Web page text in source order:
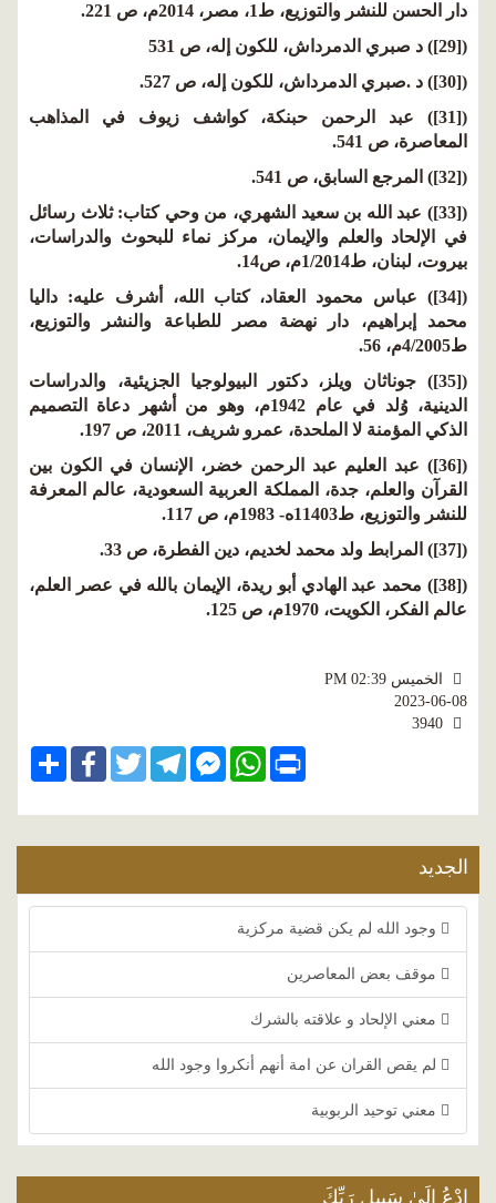
دار الحسن للنشر والتوزيع، ط1، مصر، 2014م، ص 221.
([29]) د صبري الدمرداش، للكون إله، ص 531
([30]) د .صبري الدمرداش، للكون إله، ص 527.
([31]) عبد الرحمن حبنكة، كواشف زيوف في المذاهب
المعاصرة، ص 541.
([32]) المرجع السابق، ص 541.
([33]) عبد الله بن سعيد الشهري، من وحي كتاب: ثلاث رسائل
في الإلحاد والعلم والإيمان، مركز نماء للبحوث والدراسات،
بيروت، لبنان، ط1/2014م، ص14.
([34]) عباس محمود العقاد، كتاب الله، أشرف عليه: داليا
محمد إبراهيم، دار نهضة مصر للطباعة والنشر والتوزيع،
ط4/2005م، 56.
([35]) جوناثان ويلز، دكتور البيولوجيا الجزيئية، والدراسات
الدينية، وُلد في عام 1942م، وهو من أشهر دعاة التصميم
الذكي المؤمنة لا الملحدة، عمرو شريف، 2011، ص 197.
([36]) عبد العليم عبد الرحمن خضر، الإنسان في الكون بين
القرآن والعلم، جدة، المملكة العربية السعودية، عالم المعرفة
للنشر والتوزيع، ط11403ه- 1983م، ص 117.
([37]) المرابط ولد محمد لخديم، دين الفطرة، ص 33.
([38]) محمد عبد الهادي أبو ريدة، الإيمان بالله في عصر العلم،
عالم الفكر، الكويت، 1970م، ص 125.
الخميس PM 02:39
2023-06-08
ShareFacebookTwitterTelegramFacebook
Messenger
WhatsApp Print
الجديد
وجود الله لم يكن قضية مركزية
موقف بعض المعاصرين
معني الإلحاد و علاقته بالشرك
لم يقص القران عن امة أنهم أنكروا وجود الله
معني توحيد الربوبية
ادْعُ إِلَىٰ سَبِيلِ رَبِّكَ